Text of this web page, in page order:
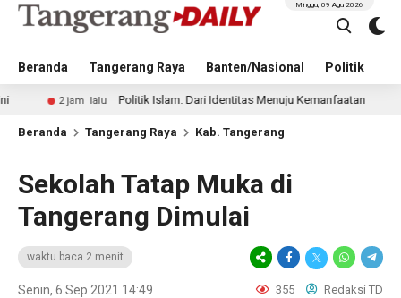
Beranda Tangerang Raya Banten/Nasional Politik
Minggu, 09 Agu 2026
2 jam lalu Politik Islam: Dari Identitas Menuju Kemanfaatan 11 jam
Beranda Tangerang Raya Kab. Tangerang
Sekolah Tatap Muka di
Tangerang Dimulai
waktu baca 2 menit
Senin, 6 Sep 2021 14:49 355 Redaksi TD